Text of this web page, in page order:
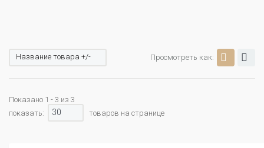
Просмотреть как:
Название товара +/-
Показано 1 - 3 из 3
показать:
30 товаров на странице